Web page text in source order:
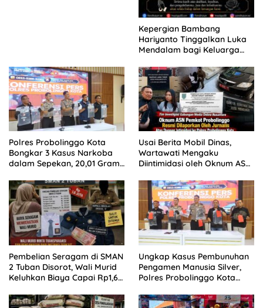
Kepergian Bambang
Hariyanto Tinggalkan Luka
Mendalam bagi Keluarga
Polres Probolinggo Kota
Bongkar 3 Kasus Narkoba
dalam Sepekan, 20,01 Gram
Usai Berita Mobil Dinas,
Wartawati Mengaku
Diintimidasi oleh Oknum ASN
Tempuh Jalur Hukum
Pembelian Seragam di SMAN
2 Tuban Disorot, Wali Murid
Keluhkan Biaya Capai Rp1,6
Ungkap Kasus Pembunuhan
Pengamen Manusia Silver,
Polres Probolinggo Kota